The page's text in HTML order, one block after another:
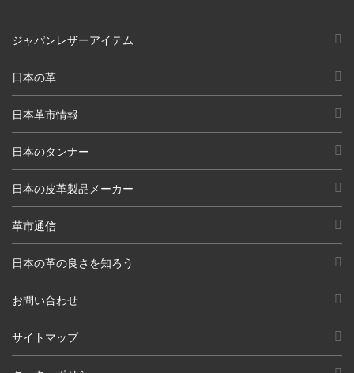
ジャパンレザーアイテム
日本の革
日本革市情報
日本のタンナー
日本の皮革製品メーカー
革市通信
日本の革の良さを知ろう
お問い合わせ
サイトマップ